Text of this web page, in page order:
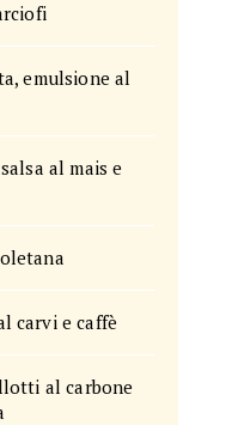
emulsione al
al mais e
carvi e caffè
al carbone